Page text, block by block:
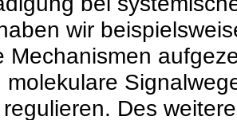
wir
Mechanismen
molekulare
Des